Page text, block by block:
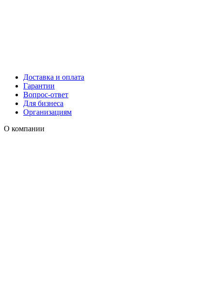
Доставка и оплата
Гарантии
Вопрос-ответ
Для бизнеса
Организациям
О компании